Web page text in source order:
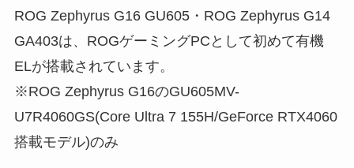
ROG Zephyrus G16 GU605・ROG Zephyrus G14
GA403は、ROGゲーミングPCとして初めて有機
ELが搭載されています。
※ROG Zephyrus G16のGU605MV-
U7R4060GS(Core Ultra 7 155H/GeForce RTX4060
搭載モデル)のみ